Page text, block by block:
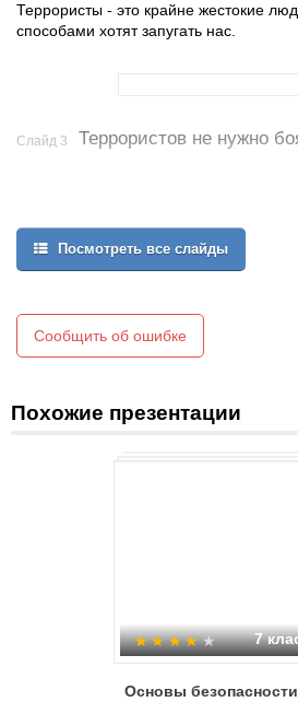
Террористы - это крайне жестокие
способами хотят запугать нас.
Слайд 3 Террористов не нужно
Посмотреть все слайды
Сообщить об ошибке
Похожие презентации
7
Основы безопасности